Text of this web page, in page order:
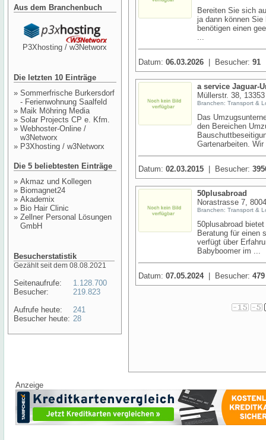
Aus dem Branchenbuch
P3Xhosting / w3Networx
Die letzten 10 Einträge
» Sommerfrische Burkersdorf
- Ferienwohnung Saalfeld
» Maik Möhring Media
» Solar Projects CP e. Kfm.
» Webhoster-Online /
w3Networx
» P3Xhosting / w3Networx
Die 5 beliebtesten Einträge
» Akmaz und Kollegen
» Biomagnet24
» Akademix
» Bio Hair Clinic
» Zellner Personal Lösungen
GmbH
Besucherstatistik
Gezählt seit dem 08.08.2021
Seitenaufrufe:
Besucher:
Aufrufe heute:
Besucher heute:
1.128.700
219.823
241
28
Bereiten Sie sich
ja dann können
benötigen einen
...
Datum: 06.03.2026 | Besucher: 91
a service Jaguar-
Müllerstr. 38,
Branchen: Transport &
Das
den Bereichen
Gartenarbeiten.
Datum: 02.03.2015 | Besucher:
50plusabroad
Norastrasse 7,
Branchen: Transport &
50plusabroad
Beratung für einen
verfügt über
Babyboomer im ...
Datum: 07.05.2024| Besucher: 479
Anzeige